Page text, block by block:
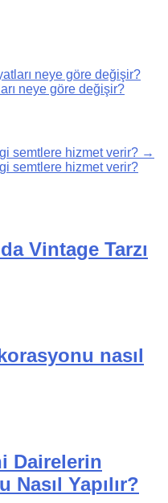
neye göre değişir?
neye göre değişir?
semtlere hizmet verir? →
semtlere hizmet verir?
Vintage Tarzı
nasıl
Dairelerin
Yapılır?